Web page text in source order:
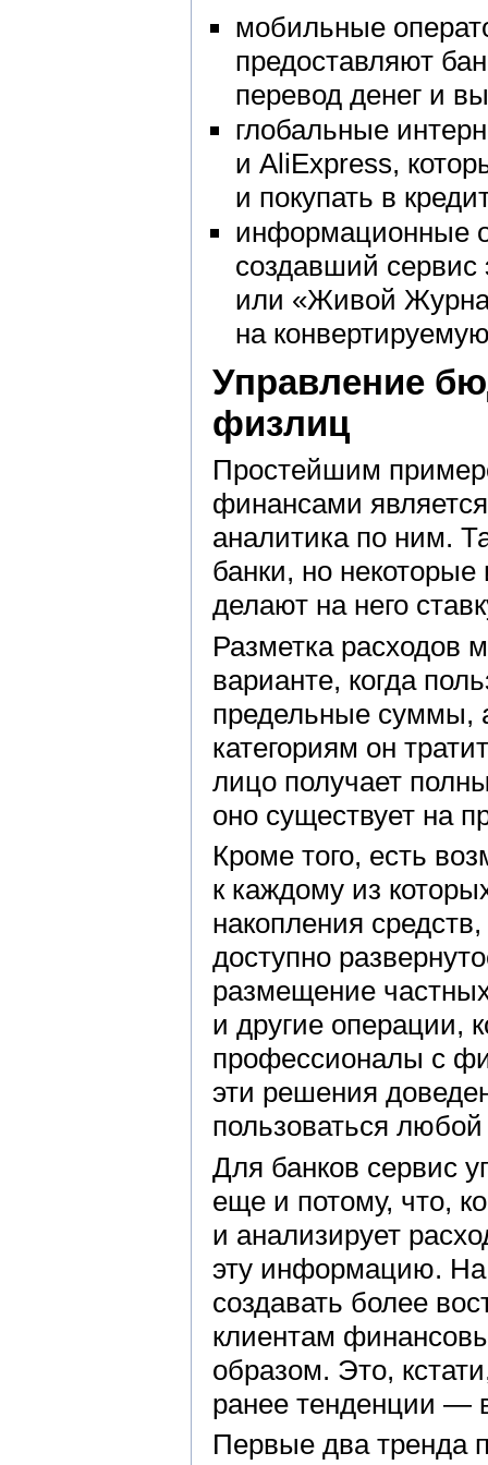
мобильные
предоставляют
перевод денег и
глобальные
и AliExpress,
и покупать в
информационные
создавший сервис
или «Живой
на
Управление
физлиц
Простейшим
финансами
аналитика по ним.
банки, но
делают на него
Разметка расходов
варианте, когда
предельные суммы,
категориям он
лицо получает
оно существует на
Кроме того, есть
к каждому из
накопления
доступно
размещение
и другие операции,
профессионалы с
эти решения
пользоваться
Для банков сервис
еще и потому, что,
и анализирует
эту информацию. На
создавать более
клиентам
образом. Это,
ранее тенденции —
Первые два тренда